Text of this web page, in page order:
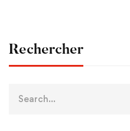
Rechercher